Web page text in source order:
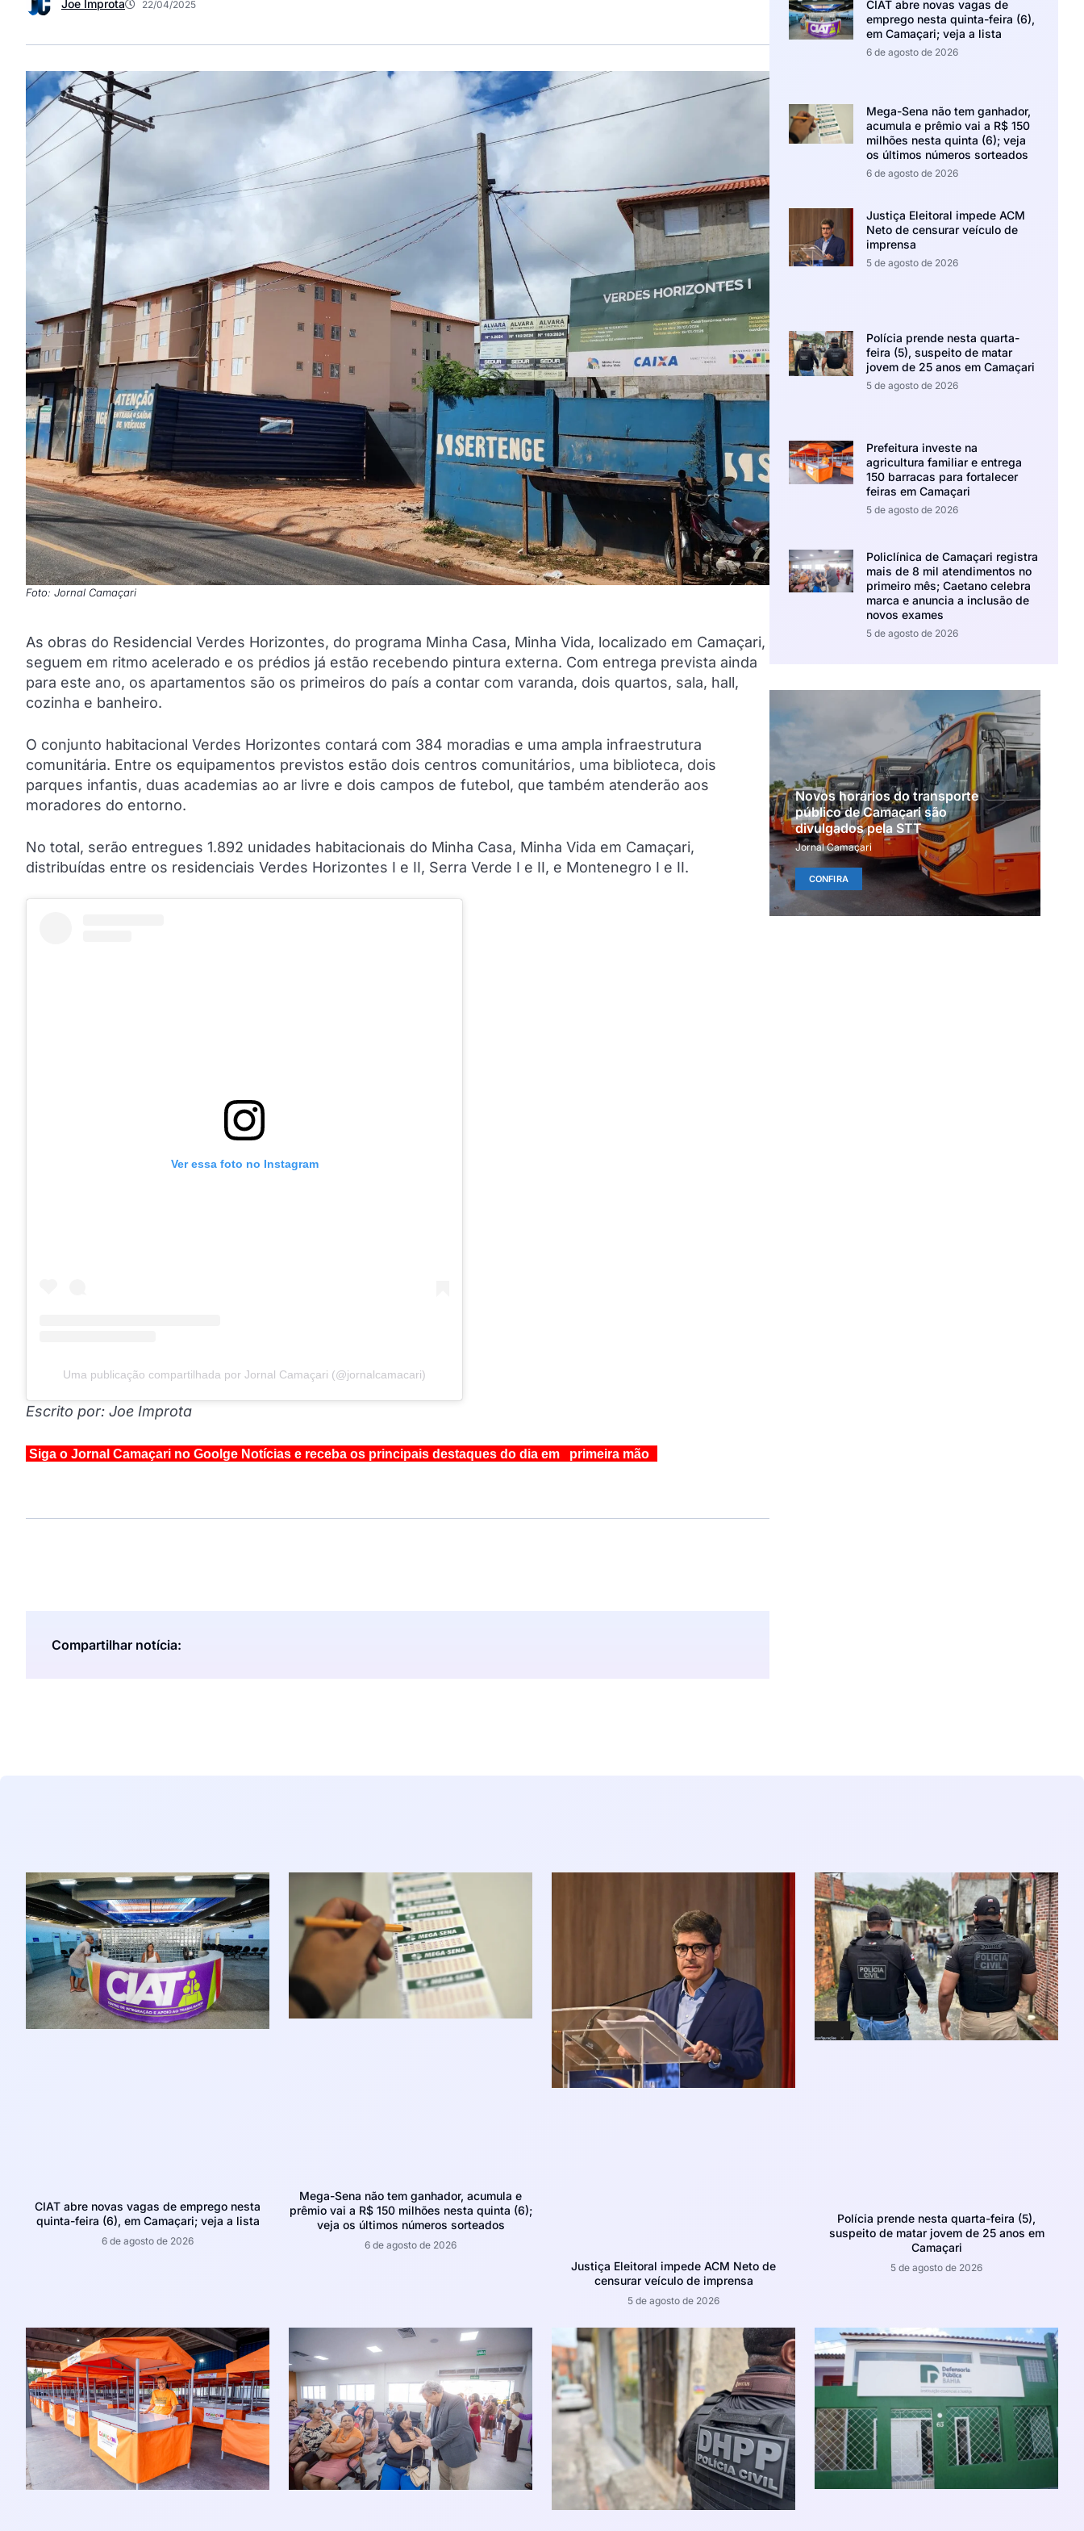
Joe Improta 22/04/2025
Foto: Jornal Camaçari
As obras do Residencial Verdes Horizontes, do programa Minha Casa, Minha Vida, localizado em Camaçari,
seguem em ritmo acelerado e os prédios já estão recebendo pintura externa. Com entrega prevista ainda
para este ano, os apartamentos são os primeiros do país a contar com varanda, dois quartos, sala, hall,
cozinha e banheiro.
O conjunto habitacional Verdes Horizontes contará com 384 moradias e uma ampla infraestrutura
comunitária. Entre os equipamentos previstos estão dois centros comunitários, uma biblioteca, dois
parques infantis, duas academias ao ar livre e dois campos de futebol, que também atenderão aos
moradores do entorno.
No total, serão entregues 1.892 unidades habitacionais do Minha Casa, Minha Vida em Camaçari,
distribuídas entre os residenciais Verdes Horizontes I e II, Serra Verde I e II, e Montenegro I e II.
Ver essa foto no Instagram
Uma publicação compartilhada por Jornal Camaçari (@jornalcamacari)
Escrito por: Joe Improta
Siga o Jornal Camaçari no Goolge Notícias e receba os principais destaques do dia em primeira mão
Compartilhar notícia:
CIAT abre novas vagas de
emprego nesta quinta-feira (6),
em Camaçari; veja a lista
6 de agosto de 2026
Mega-Sena não tem ganhador,
acumula e prêmio vai a R$ 150
milhões nesta quinta (6); veja
os últimos números sorteados
6 de agosto de 2026
Justiça Eleitoral impede ACM
Neto de censurar veículo de
imprensa
5 de agosto de 2026
Polícia prende nesta quarta-
feira (5), suspeito de matar
jovem de 25 anos em Camaçari
5 de agosto de 2026
Prefeitura investe na
agricultura familiar e entrega
150 barracas para fortalecer
feiras em Camaçari
5 de agosto de 2026
Policlínica de Camaçari registra
mais de 8 mil atendimentos no
primeiro mês; Caetano celebra
marca e anuncia a inclusão de
novos exames
5 de agosto de 2026
Novos horários do transporte
público de Camaçari são
divulgados pela STT
Jornal Camaçari
CONFIRA
CIAT abre novas vagas de emprego nesta
quinta-feira (6), em Camaçari; veja a lista
6 de agosto de 2026
Mega-Sena não tem ganhador, acumula e
prêmio vai a R$ 150 milhões nesta quinta (6);
veja os últimos números sorteados
6 de agosto de 2026
Justiça Eleitoral impede ACM Neto de
censurar veículo de imprensa
5 de agosto de 2026
Polícia prende nesta quarta-feira (5),
suspeito de matar jovem de 25 anos em
Camaçari
5 de agosto de 2026